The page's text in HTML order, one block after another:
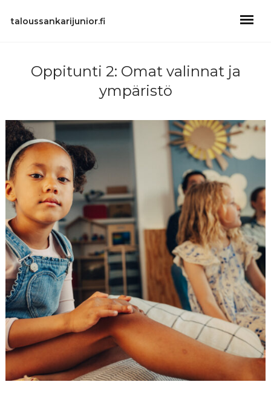
taloussankarijunior.fi
Oppitunti 2: Omat valinnat ja
ympäristö